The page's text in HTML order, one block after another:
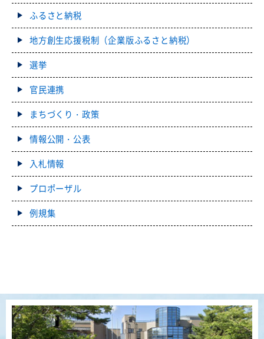
ふるさと納税
地方創生応援税制（企業版ふるさと納税）
選挙
官民連携
まちづくり・政策
情報公開・公表
入札情報
プロポーザル
例規集